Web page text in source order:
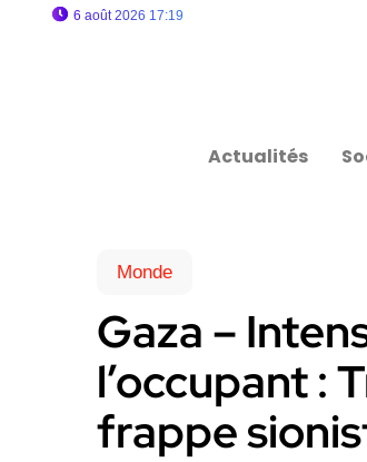
6 août 2026 17:19
Actualités
Monde
Gaza –
l’occupant :
frappe